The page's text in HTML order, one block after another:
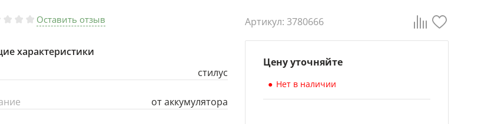
Оставить отзыв
характеристики
стилус
от аккумулятора
Артикул: 3780666
Цену уточняйте
Нет в наличии